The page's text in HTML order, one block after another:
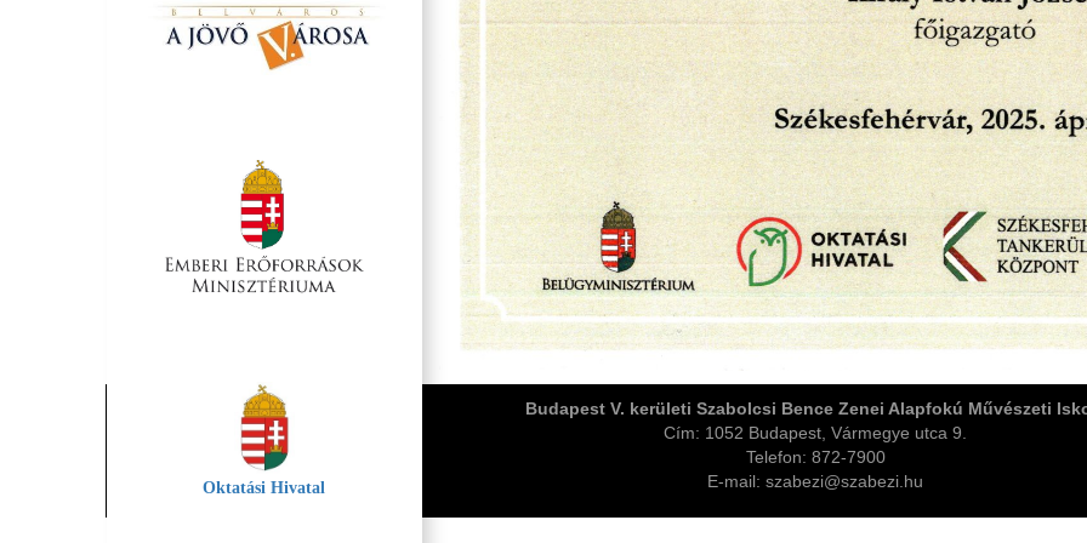
Oktatási Hivatal
Budapest V. kerületi Szabolcsi Bence Zenei Alapfokú Művészeti
Cím: 1052 Budapest, Vármegye utca 9.
Telefon: 872-7900
E-mail: szabezi@szabezi.hu